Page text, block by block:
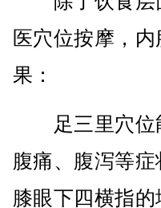
医穴位按摩，
果：
足三里穴位
腹痛、腹泻等
膝眼下四横指